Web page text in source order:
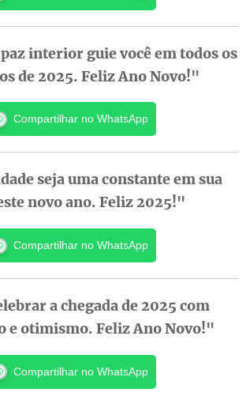
interior guie você em todos os
de 2025. Feliz Ano Novo!"
Compartilhar no WhatsApp
seja uma constante em sua
novo ano. Feliz 2025!"
Compartilhar no WhatsApp
a chegada de 2025 com
e otimismo. Feliz Ano Novo!"
Compartilhar no WhatsApp